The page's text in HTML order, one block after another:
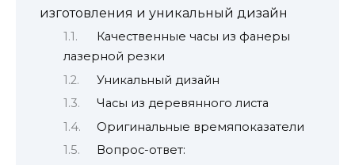
изготовления и уникальный дизайн
Качественные часы из фанеры
лазерной резки
Уникальный дизайн
Часы из деревянного листа
Оригинальные времяпоказатели
Вопрос-ответ: